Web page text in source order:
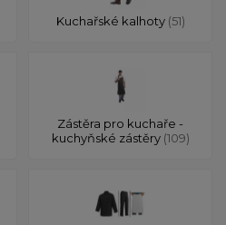
Kuchařské kalhoty (51)
Zástěra pro kuchaře -
kuchyňské zástěry (109)